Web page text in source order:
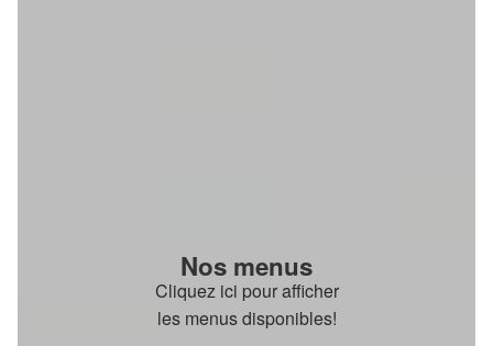
Nos menus
Cliquez ici pour afficher
les menus disponibles!